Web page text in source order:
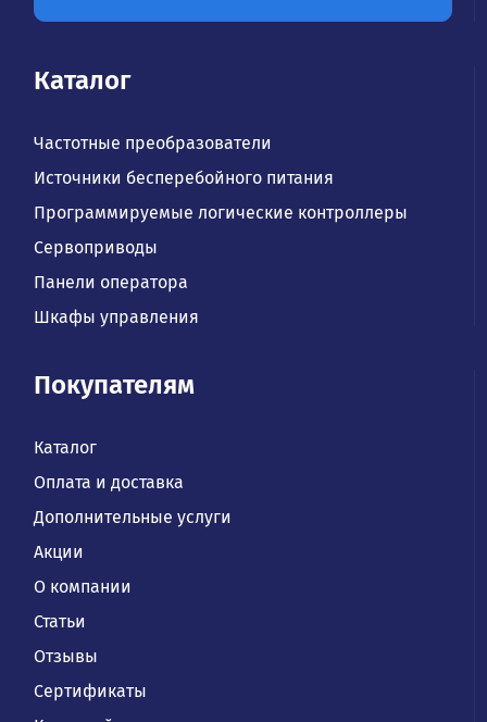
Каталог
Частотные преобразователи
Источники бесперебойного питания
Программируемые логические контроллеры
Сервоприводы
Панели оператора
Шкафы управления
Покупателям
Каталог
Оплата и доставка
Дополнительные услуги
Акции
О компании
Статьи
Отзывы
Сертификаты